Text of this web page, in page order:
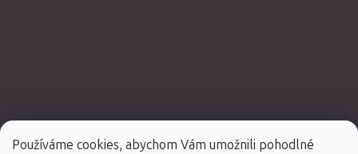
Používáme cookies, abychom Vám umožnili pohodlné